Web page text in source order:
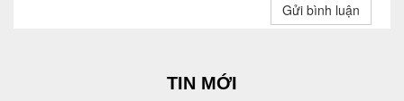
Gửi bình luận
TIN MỚI